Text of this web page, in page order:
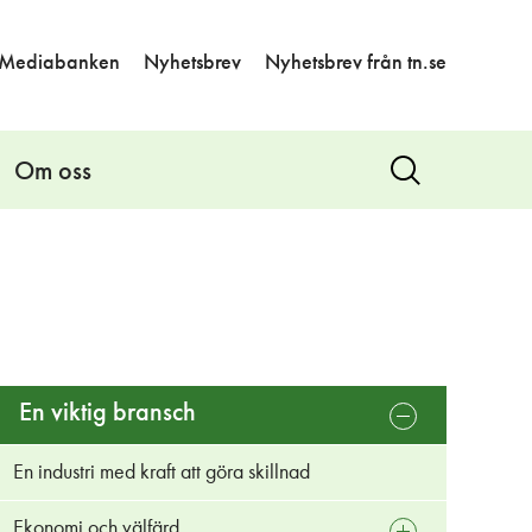
Mediabanken Nyhetsbrev Nyhetsbrev från tn.se
Om oss
Visa
sök
En viktig bransch öppna
undermeny
En industri med kraft att göra skillnad